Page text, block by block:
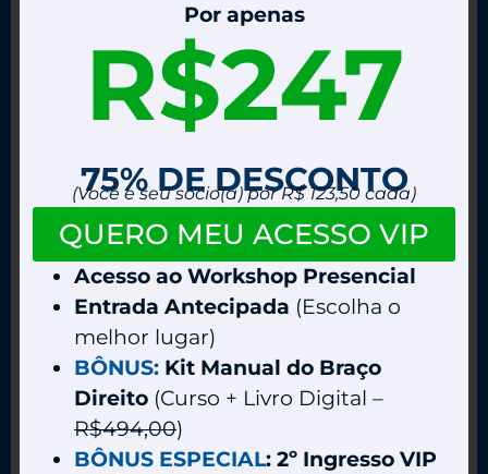
Por apenas
R$247
75% DE DESCONTO
(Você e seu sócio(a) por R$ 123,50 cada)
QUERO MEU ACESSO VIP
Acesso ao Workshop Presencial
Entrada Antecipada (Escolha o
melhor lugar)
BÔNUS: Kit Manual do Braço
Direito (Curso + Livro Digital –
R$494,00)
BÔNUS ESPECIAL: 2º Ingresso VIP